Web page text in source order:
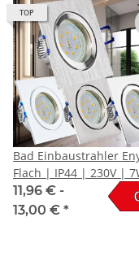
TOP
Bad Einbaustrahler
Flach | IP44 | 230V |
SMD Modul
11,96 € -
13,00 € *